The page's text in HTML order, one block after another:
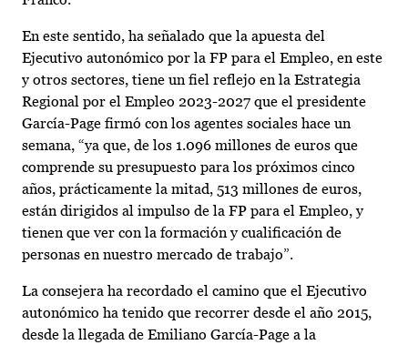
En este sentido, ha señalado que la apuesta del
Ejecutivo autonómico por la FP para el Empleo, en este
y otros sectores, tiene un fiel reflejo en la Estrategia
Regional por el Empleo 2023-2027 que el presidente
García-Page firmó con los agentes sociales hace un
semana, “ya que, de los 1.096 millones de euros que
comprende su presupuesto para los próximos cinco
años, prácticamente la mitad, 513 millones de euros,
están dirigidos al impulso de la FP para el Empleo, y
tienen que ver con la formación y cualificación de
personas en nuestro mercado de trabajo”.
La consejera ha recordado el camino que el Ejecutivo
autonómico ha tenido que recorrer desde el año 2015,
desde la llegada de Emiliano García-Page a la